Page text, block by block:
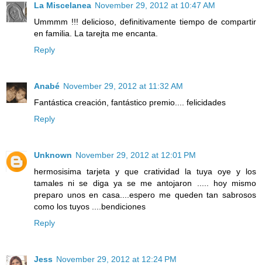
La Miscelanea November 29, 2012 at 10:47 AM
Ummmm !!! delicioso, definitivamente tiempo de compartir
en familia. La tarejta me encanta.
Reply
Anabé November 29, 2012 at 11:32 AM
Fantástica creación, fantástico premio.... felicidades
Reply
Unknown November 29, 2012 at 12:01 PM
hermosisima tarjeta y que cratividad la tuya oye y los
tamales ni se diga ya se me antojaron ..... hoy mismo
preparo unos en casa....espero me queden tan sabrosos
como los tuyos ....bendiciones
Reply
Jess November 29, 2012 at 12:24 PM